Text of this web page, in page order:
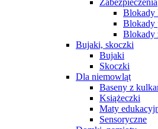
Zabezpieczenia
Blokady
Blokady
Blokady
Bujaki, skoczki
Bujaki
Skoczki
Dla niemowląt
Baseny z
Książeczki
Maty
Sensoryczne